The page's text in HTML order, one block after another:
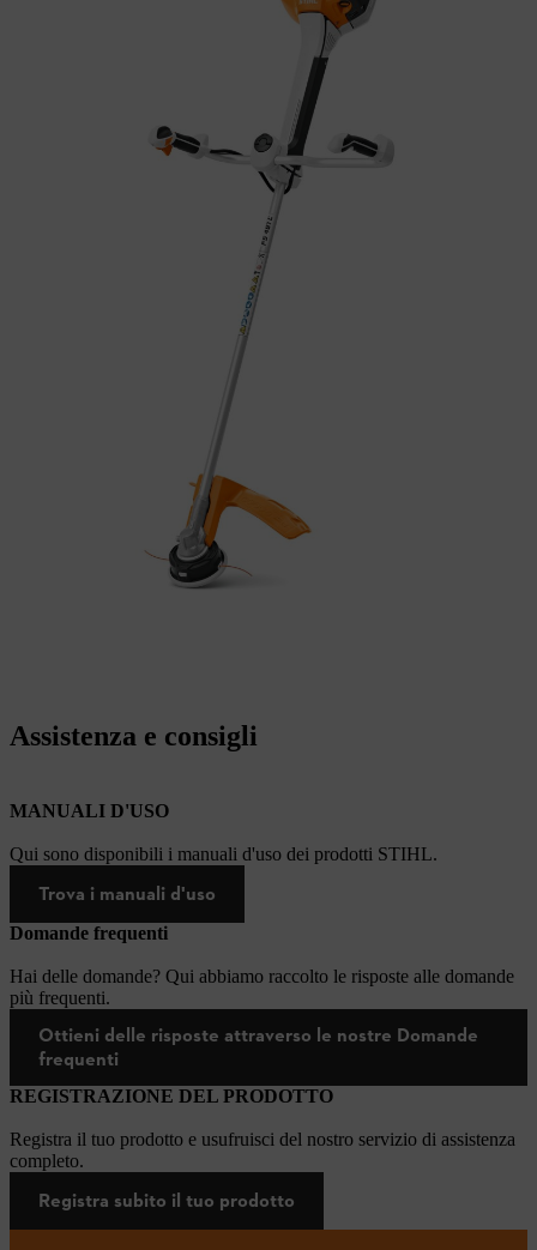
Assistenza e consigli
MANUALI D'USO
Qui sono disponibili i manuali d'uso dei prodotti STIHL.
Trova i manuali d'uso
Domande frequenti
Hai delle domande? Qui abbiamo raccolto le risposte alle domande
più frequenti.
Ottieni delle risposte attraverso le nostre Domande
frequenti
REGISTRAZIONE DEL PRODOTTO
Registra il tuo prodotto e usufruisci del nostro servizio di assistenza
completo.
Registra subito il tuo prodotto